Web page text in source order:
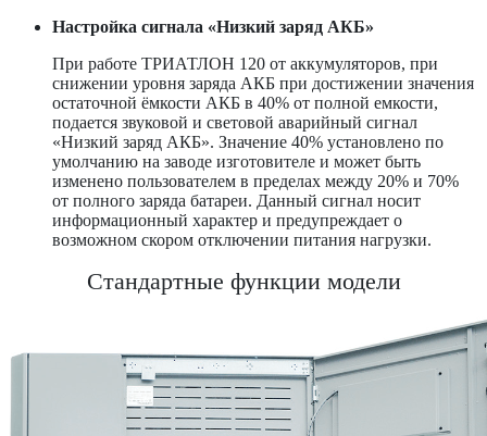
Настройка сигнала «Низкий заряд АКБ»
При работе ТРИАТЛОН 120 от аккумуляторов, при
снижении уровня заряда АКБ при достижении значения
остаточной ёмкости АКБ в 40% от полной емкости,
подается звуковой и световой аварийный сигнал
«Низкий заряд АКБ». Значение 40% установлено по
умолчанию на заводе изготовителе и может быть
изменено пользователем в пределах между 20% и 70%
от полного заряда батареи. Данный сигнал носит
информационный характер и предупреждает о
возможном скором отключении питания нагрузки.
Стандартные функции модели